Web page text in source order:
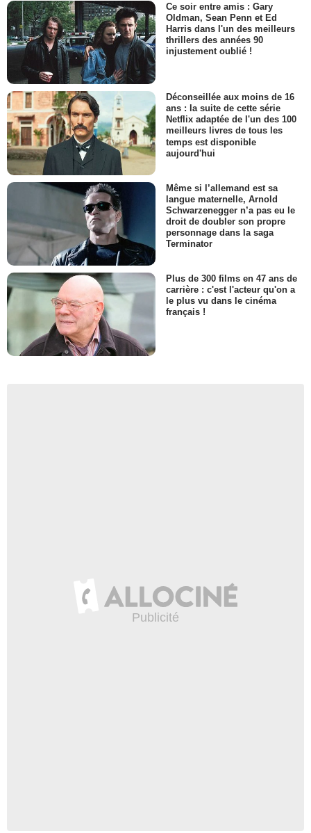
Ce soir entre amis : Gary
Oldman, Sean Penn et Ed
Harris dans l'un des meilleurs
thrillers des années 90
injustement oublié !
Déconseillée aux moins de 16
ans : la suite de cette série
Netflix adaptée de l'un des 100
meilleurs livres de tous les
temps est disponible
aujourd'hui
Même si l’allemand est sa
langue maternelle, Arnold
Schwarzenegger n’a pas eu le
droit de doubler son propre
personnage dans la saga
Terminator
Plus de 300 films en 47 ans de
carrière : c'est l'acteur qu'on a
le plus vu dans le cinéma
français !